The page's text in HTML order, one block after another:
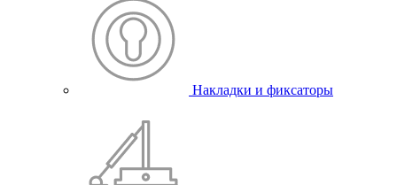
Накладки и фиксаторы